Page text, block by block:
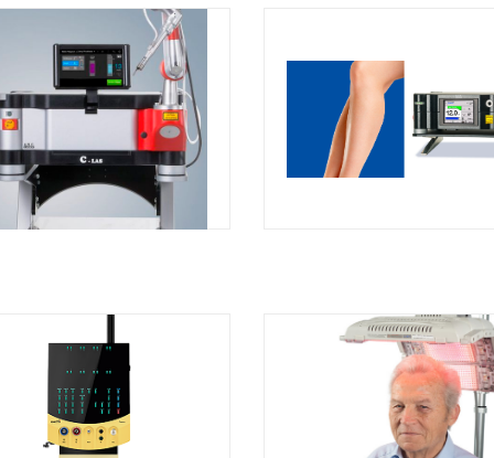
VOIR LE PRODUIT VOIR LE
VOIR LE PRODUIT VOIR LE